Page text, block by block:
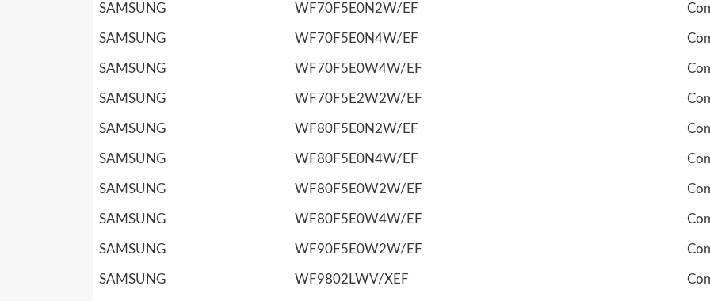
SAMSUNG WF70F5E0N2W/EF
SAMSUNG WF70F5E0N4W/EF
SAMSUNG WF70F5E0W4W/EF
SAMSUNG WF70F5E2W2W/EF
SAMSUNG WF80F5E0N2W/EF
SAMSUNG WF80F5E0N4W/EF
SAMSUNG WF80F5E0W2W/EF
SAMSUNG WF80F5E0W4W/EF
SAMSUNG WF90F5E0W2W/EF
SAMSUNG WF9802LWV/XEF